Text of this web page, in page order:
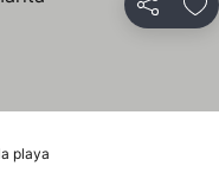
Compartir
playa